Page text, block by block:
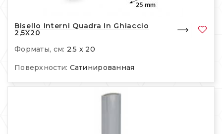
Bisello Interni Quadra In Ghiaccio
2,5X20
Форматы, см: 2.5 x 20
Поверхности: Сатинированная